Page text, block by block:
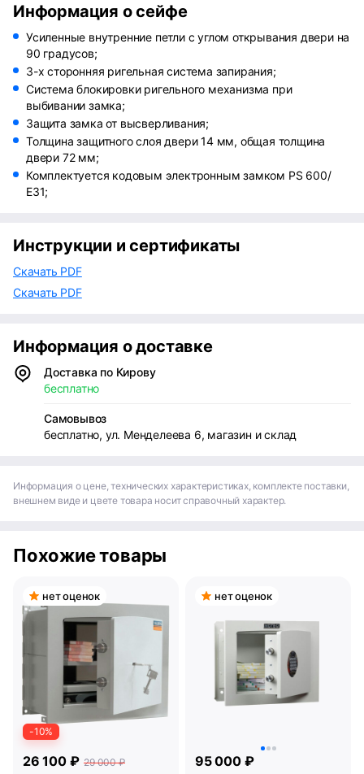
Информация о сейфе
Усиленные внутренние петли с углом открывания двери на
90 градусов;
3-х сторонняя ригельная система запирания;
Система блокировки ригельного механизма при
выбивании замка;
Защита замка от высверливания;
Толщина защитного слоя двери 14 мм, общая толщина
двери 72 мм;
Комплектуется кодовым электронным замком PS 600/
Е31;
Инструкции и сертификаты
Скачать PDF
Скачать PDF
Информация о доставке
Доставка по Кирову
бесплатно
Самовывоз
бесплатно, ул. Менделеева 6, магазин и склад
Информация о цене, технических характеристиках, комплекте поставки,
внешнем виде и цвете товара носит справочный характер.
Похожие товары
нет оценок
-10%
26 100 ₽ 29 000 ₽
нет оценок
95 000 ₽